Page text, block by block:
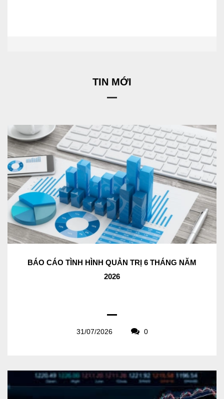
TIN MỚI
BÁO CÁO TÌNH HÌNH QUẢN TRỊ 6 THÁNG NĂM
2026
31/07/2026 0